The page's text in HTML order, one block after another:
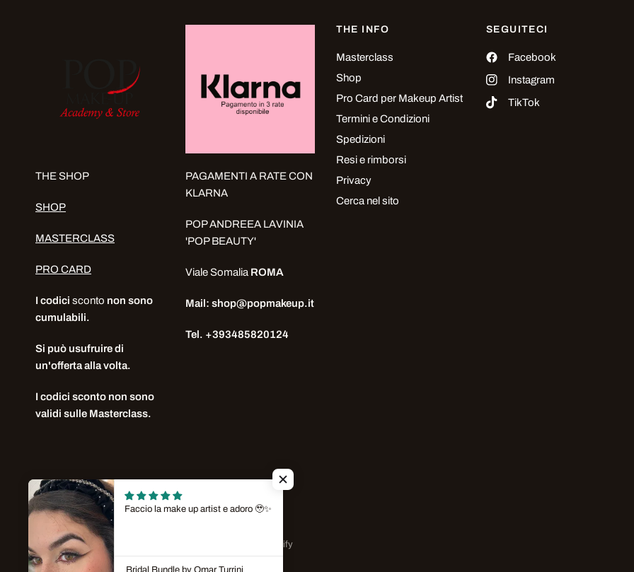
THE SHOP
SHOP
MASTERCLASS
PRO CARD
I codicisconto non sono
cumulabili.
Si può usufruire di
un'offerta alla volta.
I codici sconto non sono
validi sulle Masterclass.
PAGAMENTI A RATE CON
KLARNA
POP ANDREEA LAVINIA
'POP BEAUTY'
Viale Somalia ROMA
Mail: shop@popmakeup.it
Tel. +393485820124
THE INFO
Masterclass
Shop
Pro Card per Makeup Artist
Termini e Condizioni
Spedizioni
Resi e rimborsi
Privacy
Cerca nel sito
SEGUITECI
Facebook
Instagram
TikTok
Aggiorna
paese/area
geografica
Aggiorna
paese/area
geografica
© 2026 POP MAKEUP , All rights reserved. Powered by Shopify
Faccio la make up artist e adoro 🥹✨
Bridal Bundle by Omar Turrini